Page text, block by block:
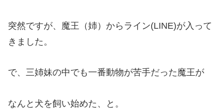
突然ですが、魔王（姉）からライン(LINE)が入って
きました。
で、三姉妹の中でも一番動物が苦手だった魔王が
なんと犬を飼い始めた、と。